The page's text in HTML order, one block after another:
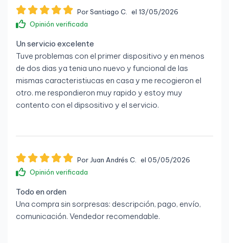
Capacidad: 256 GB
Ranuras disponibles: M.2 + 2.5”
Gráficos
GPU integrada: Intel UHD Graphics 630
Puertos y conexiones
Frontal
1 × Jack combo audio/micrófono
1 × DisplayPort 1.2 (de serie)
1 × HDMI (de serie)
Por Santiago C.
el 13/05/2026
Opinión verificada
Un servicio excelente
Tuve problemas con el primer dispositivo y en menos
de dos dias ya tenia uno nuevo y funcional de las
mismas caracteristiucas en casa y me recogieron el
otro. me respondieron muy rapido y estoy muy
contento con el dipsositivo y el servicio.
Por Juan Andrés C.
el 05/05/2026
Opinión verificada
Todo en orden
Una compra sin sorpresas: descripción, pago, envío,
comunicación. Vendedor recomendable.